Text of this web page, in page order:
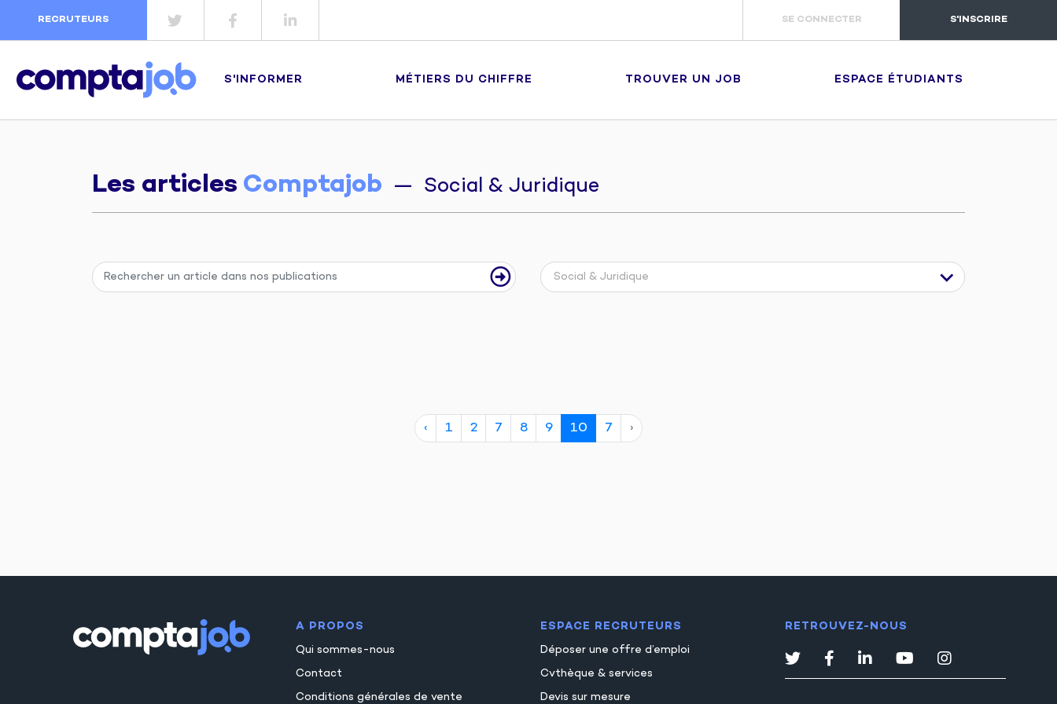
RECRUTEURS SE CONNECTER S'INSCRIRE
S'INFORMER MÉTIERS DU CHIFFRE TROUVER UN JOB ESPACE ÉTUDIANTS
Les articles Comptajob — Social & Juridique
Social & Juridique
‹ 1 2 7 8 9 10 7 ›
A PROPOS
Qui sommes-nous
Contact
Conditions générales de vente
ESPACE RECRUTEURS
Déposer une offre d’emploi
Cvthèque & services
Devis sur mesure
RETROUVEZ-NOUS